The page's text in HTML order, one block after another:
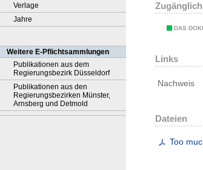
Verlage
Jahre
Weitere E-Pflichtsammlungen
Publikationen aus dem
Regierungsbezirk Düsseldorf
Publikationen aus den
Regierungsbezirken Münster,
Arnsberg und Detmold
DAS
Links
Nachweis
Dateien
Too